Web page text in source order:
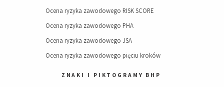
Ocena ryzyka zawodowego RISK SCORE
Ocena ryzyka zawodowego PHA
Ocena ryzyka zawodowego JSA
Ocena ryzyka zawodowego pięciu kroków
ZNAKI I PIKTOGRAMY BHP